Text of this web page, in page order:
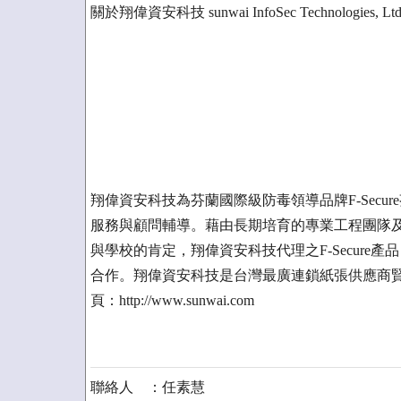
關於翔偉資安科技 sunwai InfoSec Technologies,
翔偉資安科技為芬蘭國際級防毒領導品牌F-
服務與顧問輔導。藉由長期培育的專業工程團
與學校的肯定，翔偉資安科技代理之F-Secure產
合作。翔偉資安科技是台灣最廣連鎖紙張供應商
頁：http://www.sunwai.com
聯絡人 ：任素慧